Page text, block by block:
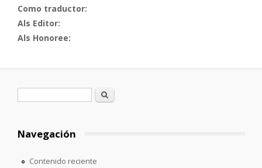
Como traductor:
Als Editor:
Als Honoree:
Formulario de búsqueda
Buscar
Navegación
Contenido reciente